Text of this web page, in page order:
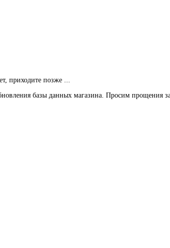
приходите позже ...
базы данных магазина. Просим прощения за